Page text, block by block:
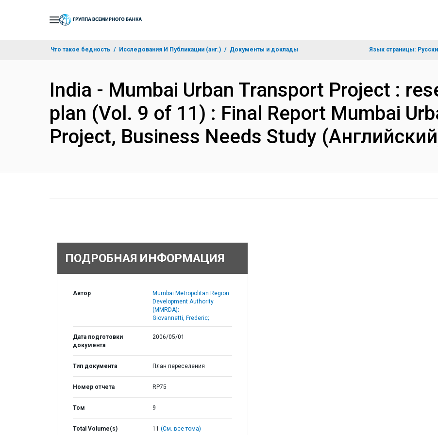
Что такое бедность Исследования И Публикации (анг.) Документы и доклады Язык страницы:
India - Mumbai Urban Transport Project :
plan (Vol. 9 of 11) : Final Report Mumbai
Project, Business Needs Study
ПОДРОБНАЯ ИНФОРМАЦИЯ
Автор
Mumbai Metropolitan Region
Development Authority
(MMRDA);
Giovannetti, Frederic;
Дата подготовки
документа
2006/05/01
Тип документа План переселения
Номер отчета RP75
Том 9
Total Volume(s) 11 (См. все тома)